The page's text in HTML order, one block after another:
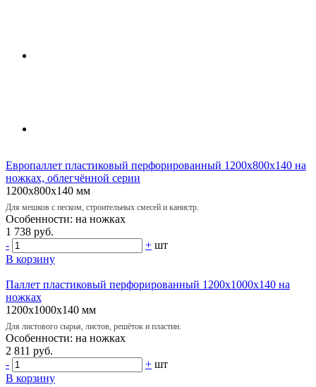
Европаллет пластиковый перфорированный 1200х800х140 на
ножках, облегчённой серии
1200х800х140 мм
Для мешков с песком, строительных смесей и канистр.
Особенности: на ножках
1 738 руб.
-
+ шт
В корзину
Паллет пластиковый перфорированный 1200х1000х140 на
ножках
1200х1000х140 мм
Для листового сырья, листов, решёток и пластин.
Особенности: на ножках
2 811 руб.
-
+ шт
В корзину